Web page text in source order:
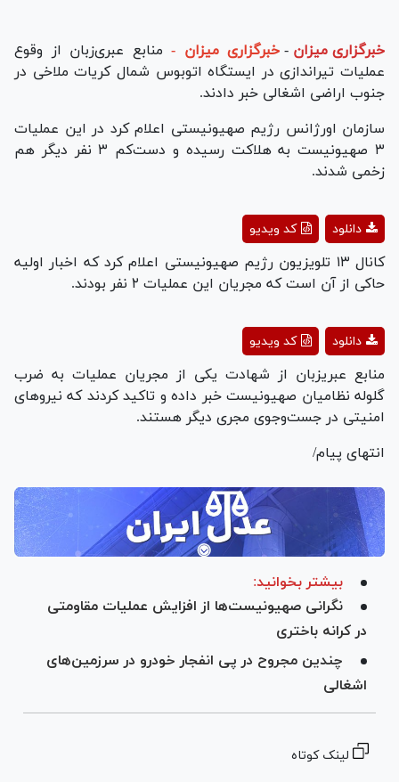
خبرگزاری میزان - خبرگزاری میزان - منابع عبری‌زبان از وقوع
عملیات تیراندازی در ایستگاه اتوبوس شمال کریات ملاخی در
جنوب اراضی اشغالی خبر دادند.
سازمان اورژانس رژیم صهیونیستی اعلام کرد در این عملیات
۳ صهیونیست به هلاکت رسیده و دست‌کم ۳ نفر دیگر هم
زخمی شدند.
Play
Video
کد ویدیو دانلود
کانال ۱۳ تلویزیون رژیم صهیونیستی اعلام کرد که اخبار اولیه
حاکی از آن است که مجریان این عملیات ۲ نفر بودند.
Play
Video
کد ویدیو دانلود
منابع عبری‎زبان از شهادت یکی از مجریان عملیات به ضرب
گلوله نظامیان صهیونیست خبر داده و تاکید کردند که نیرو‌های
امنیتی در جست‌وجوی مجری دیگر هستند.
انتهای پیام/
بیشتر بخوانید:
نگرانی صهیونیست‌ها از افزایش عملیات‌ مقاومتی
در کرانه باختری
چندین مجروح در پی انفجار خودرو در سرزمین‌های
اشغالی
لینک کوتاه